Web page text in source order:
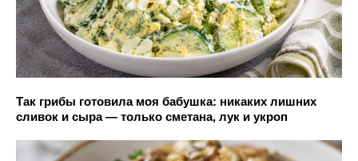
Так грибы готовила моя бабушка: никаких лишних
сливок и сыра — только сметана, лук и укроп